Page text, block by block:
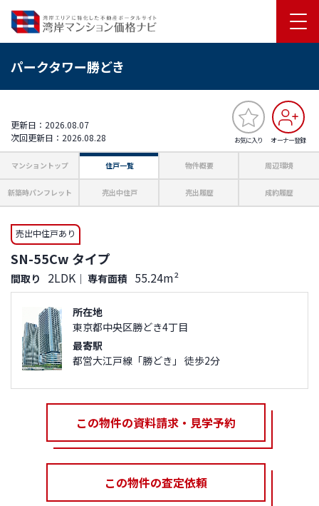
パークタワー勝どき
お気に入り オーナー登録
更新日：2026.08.07
次回更新日：2026.08.28
マンショントップ 住戸一覧 物件概要 周辺環境
新築時パンフレット 売出中住戸 売出履歴 成約履歴
売出中住戸あり
SN-55Cw タイプ
間取り 2LDK ｜ 専有面積 55.24m²
所在地
東京都中央区勝どき4丁目
最寄駅
都営大江戸線「勝どき」 徒歩2分
この物件の資料請求・見学予約
この物件の査定依頼